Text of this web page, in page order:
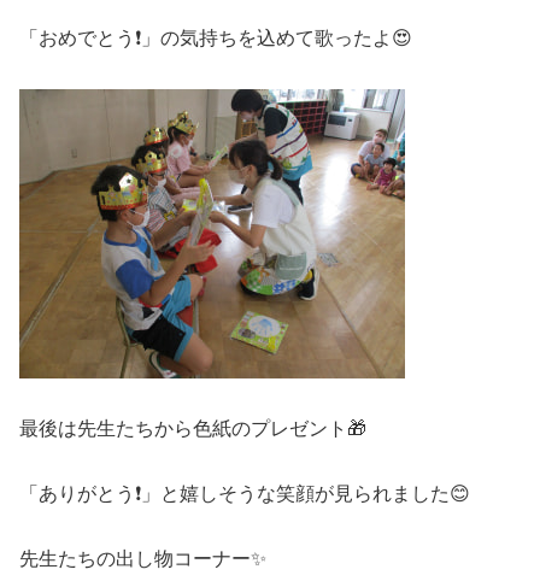
「おめでとう❗」の気持ちを込めて歌ったよ😍
最後は先生たちから色紙のプレゼント🎁
「ありがとう❗」と嬉しそうな笑顔が見られました😊
先生たちの出し物コーナー✨